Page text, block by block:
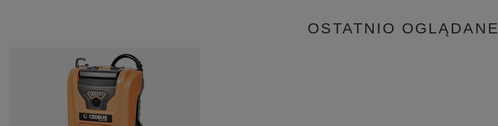
OSTATNIO OGLĄDANE